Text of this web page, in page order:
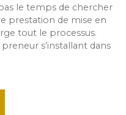
le temps de chercher
prestation de mise en
tout le processus.
preneur s’installant dans